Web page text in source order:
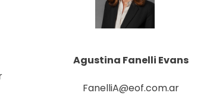
Agustina Fanelli Evans
FanelliA@eof.com.ar